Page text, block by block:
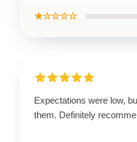
★☆☆☆☆
Expectations were low,
them. Definitely